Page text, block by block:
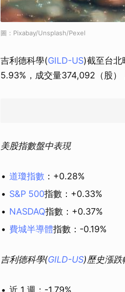
圖：Pixabay/Unsplash/Pexel
吉利德科學(GILD-US)截至台北
5.93%，成交量374,092（股）
美股指數盤中表現
道瓊指數 ：+0.28%
S&P 500指數：+0.33%
NASDAQ指數：+0.37%
費城半導體指數：-0.19%
吉利德科學(GILD-US)歷史漲跌
近 1 週：-1.79%